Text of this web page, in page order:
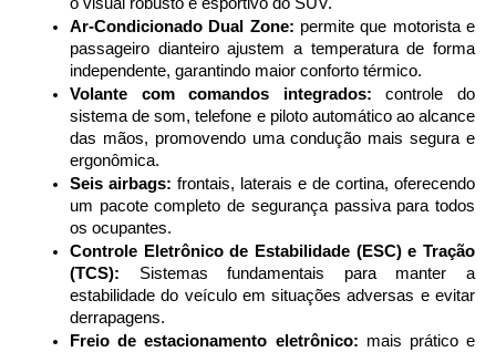
o visual robusto e esportivo do SUV.
Ar-Condicionado Dual Zone: permite que motorista e
passageiro dianteiro ajustem a temperatura de forma
independente, garantindo maior conforto térmico.
Volante com comandos integrados: controle do
sistema de som, telefone e piloto automático ao alcance
das mãos, promovendo uma condução mais segura e
ergonômica.
Seis airbags: frontais, laterais e de cortina, oferecendo
um pacote completo de segurança passiva para todos
os ocupantes.
Controle Eletrônico de Estabilidade (ESC) e Tração
(TCS): Sistemas fundamentais para manter a
estabilidade do veículo em situações adversas e evitar
derrapagens.
Freio de estacionamento eletrônico: mais prático e